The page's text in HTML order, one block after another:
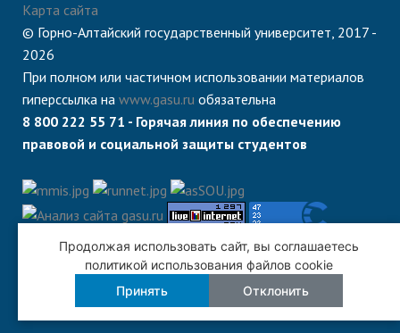
Карта сайта
© Горно-Алтайский государственный университет, 2017 -
2026
При полном или частичном использовании материалов
гиперссылка на www.gasu.ru обязательна
8 800 222 55 71 - Горячая линия по обеспечению
правовой и социальной защиты студентов
Продолжая использовать сайт, вы соглашаетесь
политикой использования файлов cookie
Принять
Отклонить